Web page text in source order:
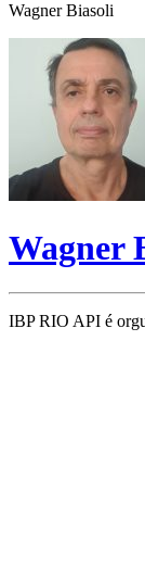
Wagner Biasoli
Wagner
IBP RIO API é